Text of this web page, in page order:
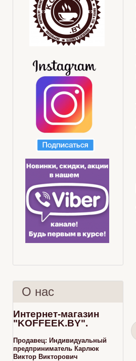
Чай и красители?
О нас
Интернет-магазин
"KOFFEEK.BY".
Продавец: Индивидуальный
предприниматель Карлюк
Виктор Викторович